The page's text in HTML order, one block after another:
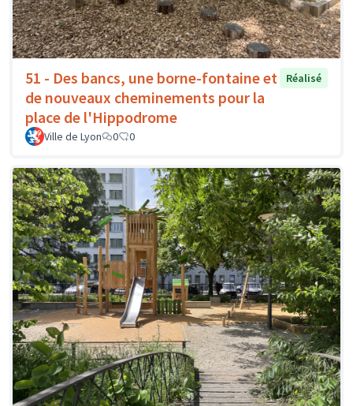
51 - Des bancs, une borne-fontaine et
de nouveaux cheminements pour la
place de l'Hippodrome
Réalisé
Ville de Lyon 0 0